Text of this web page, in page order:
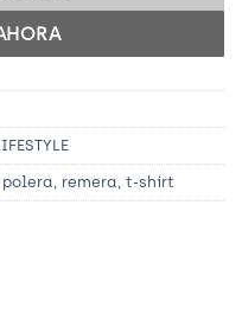
polera, remera, t-shirt